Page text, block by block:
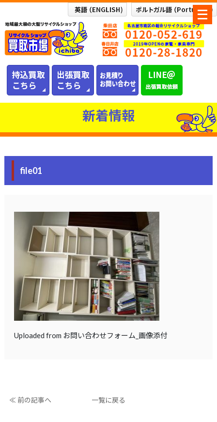
メ
ニ
ュ
ー
新着情報
file01
Uploaded from お問い合わせフォーム_画像添付
≪ 前の記事へ 一覧に戻る